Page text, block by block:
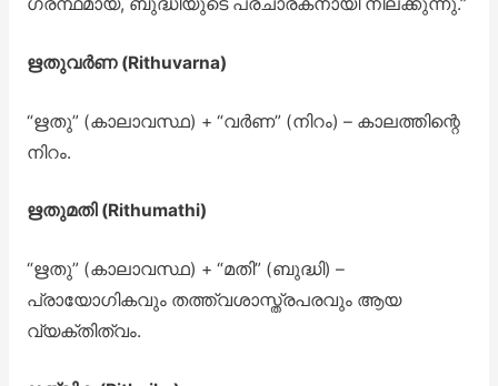
ഋതുവർണ (Rithuvarna)
“ഋതു” (കാലാവസ്ഥ) + “വർണ” (നിറം) – കാലത്തിന്റെ
നിറം.
ഋതുമതി (Rithumathi)
“ഋതു” (കാലാവസ്ഥ) + “മതി” (ബുദ്ധി) –
പ്രായോഗികവും തത്ത്വശാസ്ത്രപരവും ആയ
വ്യക്തിത്വം.